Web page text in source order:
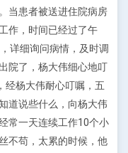
当患者被送进住院病房
作，时间已经过了午
详细询问病情，及时调
院了，杨大伟细心地叮
经杨大伟耐心叮嘱，五
道说些什么，向杨大伟
常一天连续工作10个小
不苟，太累的时候，他